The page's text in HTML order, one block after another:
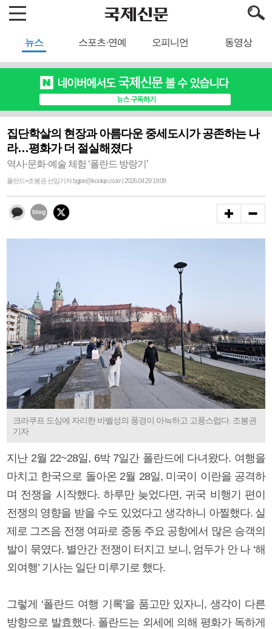
뉴스 스포츠·연예 오피니언 동영상
집단학살의 현장과 아름다운 중세도시가 공존하는 나
라…평화가 더 절실해졌다
역사·문화·예술 체험 ‘폴란드 방랑기’
폴란드=조봉권 선임기자 bgjoe@kookje.co.kr | 2026.04.29 19:08
크라쿠프 도심에 자리한 바벨성의 풍경이 아늑하고 고풍스럽다. 조봉권
기자
지난 2월 22~28일, 6박 7일간 폴란드에 다녀왔다. 여행을
마치고 한국으로 돌아온 2월 28일, 미국이 이란을 공격하
며 전쟁을 시작했다. 하루만 늦었다면, 귀국 비행기 편이
전쟁의 영향을 받을 수도 있었다고 생각하니 아찔했다. 실
제로 그즈음 전쟁 여파로 중동 주요 공항에서 많은 승객의
발이 묶였다. 별안간 전쟁이 터지고 보니, 엄두가 안 나 ‘해
외여행’ 기사는 일단 미루기로 했다.
그렇게 ‘폴란드 여행 기록’을 품고만 있자니, 생각이 다른
방향으로 발효했다. 폴란드는 외세에 의해 평화가 독하게